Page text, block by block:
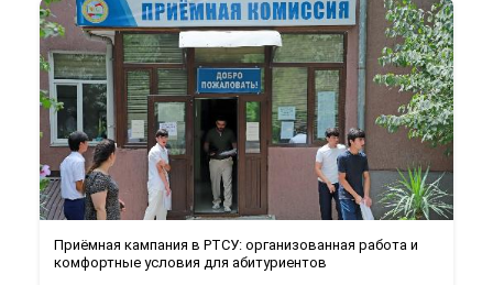
Приёмная кампания в РТСУ: организованная работа и
комфортные условия для абитуриентов